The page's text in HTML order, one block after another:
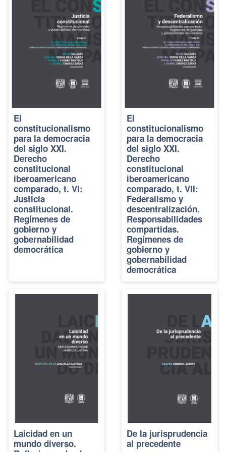
El
constitucionalismo
para la democracia
del siglo XXI.
Derecho
constitucional
iberoamericano
comparado, t. VI:
Justicia
constitucional.
Regímenes de
gobierno y
gobernabilidad
democrática
El
constitucionalismo
para la democracia
del siglo XXI.
Derecho
constitucional
iberoamericano
comparado, t. VII:
Federalismo y
descentralización.
Responsabilidades
compartidas.
Regímenes de
gobierno y
gobernabilidad
democrática
Laicidad en un
mundo diverso.
De la jurisprudencia
al precedente